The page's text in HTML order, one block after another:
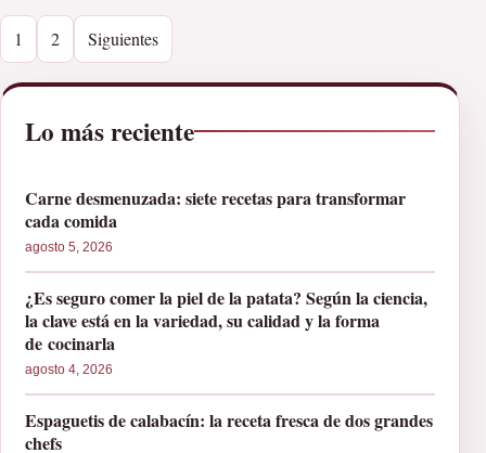
1 2 Siguientes
Lo más reciente
Carne desmenuzada: siete recetas para transformar
cada comida
agosto 5, 2026
¿Es seguro comer la piel de la patata? Según la ciencia,
la clave está en la variedad, su calidad y la forma
de cocinarla
agosto 4, 2026
Espaguetis de calabacín: la receta fresca de dos grandes
chefs